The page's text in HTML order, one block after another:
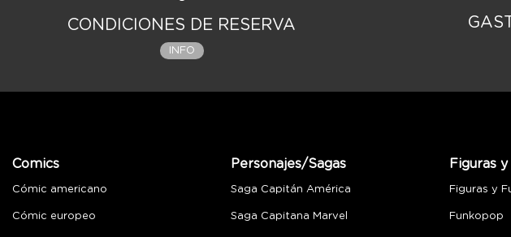
CONDICIONES DE RESERVA
INFO
Comics
Cómic americano
Cómic europeo
Personajes/Sagas
Saga Capitán América
Saga Capitana Marvel
Figuras
Figuras y
Funkopop